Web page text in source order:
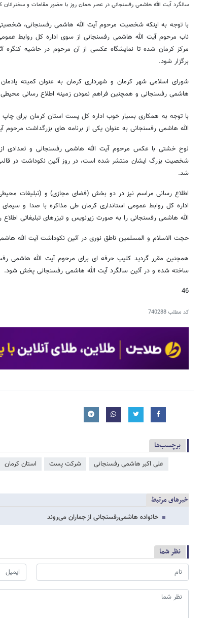
سالگرد آیت الله هاشمی رفسنجانی در عصر همان روز با حضور مقامات و سخنرانان
با توجه به اینکه شخصیت مرحوم آیت الله هاشمی رفسنجانی،
ناب مرحوم آیت الله هاشمی رفسنجانی از سوی اداره کل روابط
مرکز کرمان شده تا نمایشگاه عکسی از آن مرحوم در حاشیه کنگره
برگزار شود.
شورای اسلامی شهر کرمان و شهرداری کرمان به عنوان کمیته
هاشمی رفسنجانی و همچنین فراهم نمودن زمینه اطلاع رسانی محیطی
با توجه به همکاری بسیار خوب اداره کل پست استان کرمان برای چاپ
الله هاشمی رفسنجانی به عنوان یکی از برنامه های بزرگداشت مرحوم
لوح خشتی با عکس مرحوم آیت الله هاشمی رفسنجانی و تعدادی
شخصیت بزرگ ایشان منتشر شده است، در روز آئین نکوداشت در
شد.
اطلاع رسانی مراسم نیز در دو بخش (فضای مجازی) و (تبلیغات
اداره کل روابط عمومی استانداری کرمان طی مذاکره با صدا و
الله هاشمی رفسنجانی را به صورت زیرنویس و تیزرهای تبلیغاتی اطلاع
حجت الاسلام و المسلمین ناطق نوری در آئین نکوداشت آیت الله
همچنین مقرر گردید کلیپ حرفه ای برای مرحوم آیت الله هاشمی
ساخته شده و در آئین سالگرد آیت الله هاشمی رفسنجانی پخش شود.
46
کد مطلب740288
برچسب‌ها
علی اکبر هاشمی رفسنجانی شرکت پست استان کرمان
خبرهای مرتبط
خانواده هاشمی‌رفسنجانی از جماران می‌روند
نظر شما